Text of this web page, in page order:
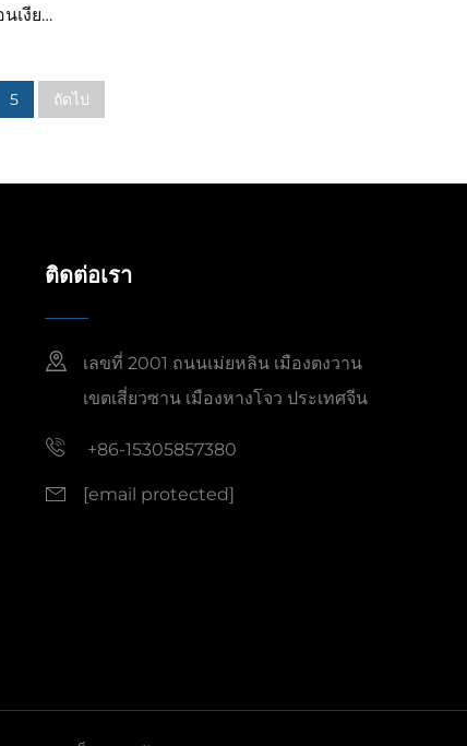
เงียบ
5 ถัดไป
ติดต่อเรา
เลขที่ 2001 ถนนเม่ยหลิน เมืองตงวาน
เขตเสี่ยวซาน เมืองหางโจว ประเทศจีน
+86-15305857380
[email protected]